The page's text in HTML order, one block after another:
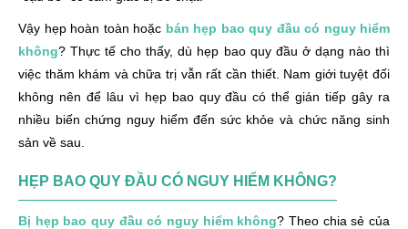
Vậy hẹp hoàn toàn hoặc bán hẹp bao quy đầu có nguy hiểm
không? Thực tế cho thấy, dù hẹp bao quy đầu ở dạng nào thì
việc thăm khám và chữa trị vẫn rất cần thiết. Nam giới tuyệt đối
không nên để lâu vì hẹp bao quy đầu có thể gián tiếp gây ra
nhiều biến chứng nguy hiểm đến sức khỏe và chức năng sinh
sản về sau.
HẸP BAO QUY ĐẦU CÓ NGUY HIỂM KHÔNG?
Bị hẹp bao quy đầu có nguy hiểm không? Theo chia sẻ của